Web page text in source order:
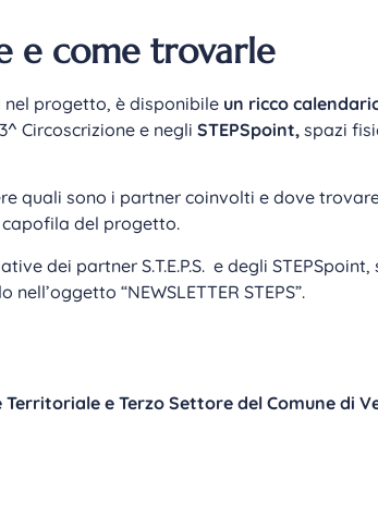
e come trovarle
progetto, è disponibile un ricco
Circoscrizione e negliSTEPSpoint,spazi
quali sono i partner coinvolti e dove
capofila del progetto.
dei partner S.T.E.P.S. e degli STEPSpoint,
nell’oggetto “NEWSLETTER STEPS”.
e Terzo Settore del Comune di